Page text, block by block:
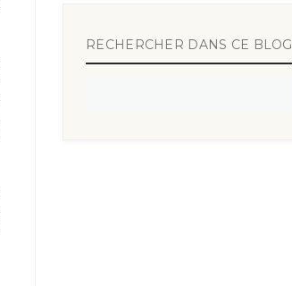
RECHERCHER DANS CE BLOG